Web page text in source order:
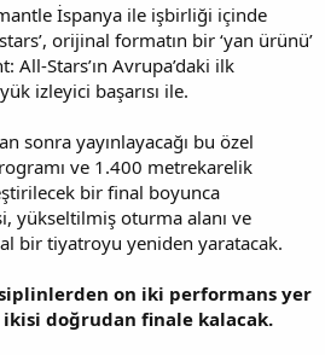
İspanya ile işbirliği içinde
orijinal formatın bir ‘yan ürünü’
All-Stars’ın Avrupa’daki ilk
izleyici başarısı ile.
sonra yayınlayacağı bu özel
ve 1.400 metrekarelik
bir final boyunca
yükseltilmiş oturma alanı ve
bir tiyatroyu yeniden yaratacak.
on iki performans yer
ikisi doğrudan finale kalacak.